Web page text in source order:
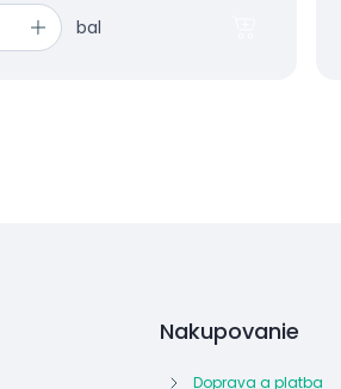
bal
Nakupovanie
Doprava a platba